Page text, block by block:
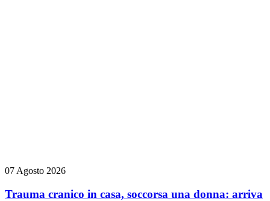
07 Agosto 2026
Trauma cranico in casa, soccorsa una donna: arriva